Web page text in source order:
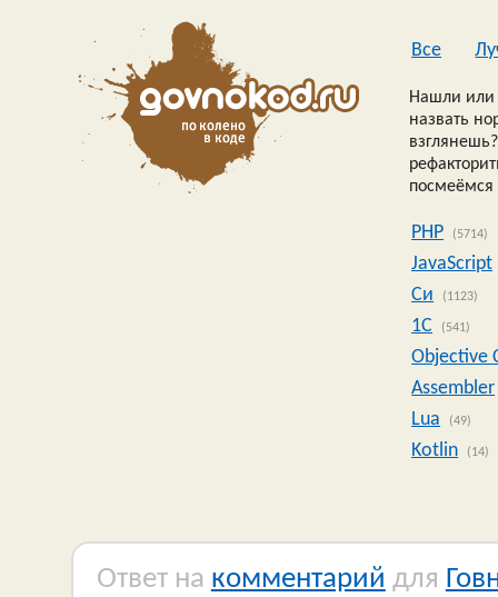
Все
Нашли или
назвать
посмеёмся
PHP (5714)
JavaScript
Си
(1123)
1C (541)
Objective
Assembler
Lua
(49)
Kotlin (14)
Ответ на комментарий для